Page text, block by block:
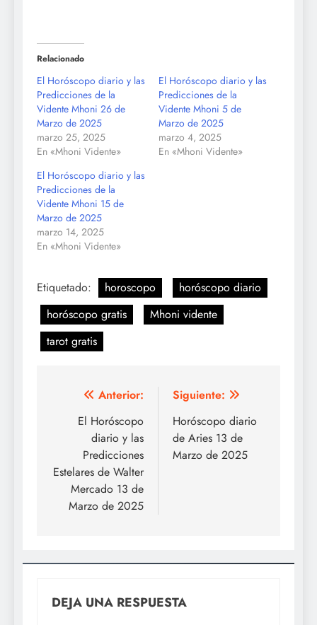
Relacionado
El Horóscopo diario y las
Predicciones de la
Vidente Mhoni 26 de
Marzo de 2025
marzo 25, 2025
En «Mhoni Vidente»
El Horóscopo diario y las
Predicciones de la
Vidente Mhoni 5 de
Marzo de 2025
marzo 4, 2025
En «Mhoni Vidente»
El Horóscopo diario y las
Predicciones de la
Vidente Mhoni 15 de
Marzo de 2025
marzo 14, 2025
En «Mhoni Vidente»
Etiquetado: horoscopo
horóscopo diario
horóscopo gratis
Mhoni vidente
tarot gratis
Navegación
entradas
Anterior:
El Horóscopo
diario y las
Predicciones
Estelares de Walter
Mercado 13 de
Marzo de 2025
Siguiente:
Horóscopo diario
de Aries 13 de
Marzo de 2025
DEJA UNA RESPUESTA